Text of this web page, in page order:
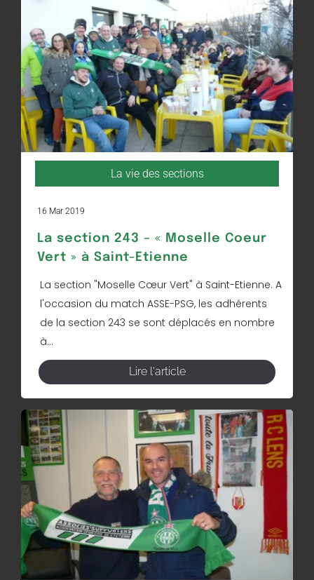
La vie des sections
16 Mar 2019
La section 243 – « Moselle Coeur
Vert » à Saint-Etienne
La section "Moselle Cœur Vert" à Saint-Etienne. A
l'occasion du match ASSE-PSG, les adhérents
de la section 243 se sont déplacés en nombre
à...
Lire l'article